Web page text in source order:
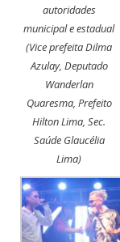
autoridades
municipal e estadual
(Vice prefeita Dilma
Azulay, Deputado
Wanderlan
Quaresma, Prefeito
Hilton Lima, Sec.
Saúde Glaucélia
Lima)